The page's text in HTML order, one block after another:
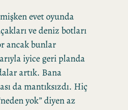
evet oyunda
ve deniz botları
ancak bunlar
iyice geri planda
artık. Bana
da mantıksızdı. Hiç
yok” diyen az